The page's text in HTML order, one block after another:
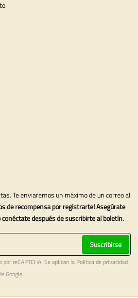
Te enviaremos un máximo de un correo al
de recompensa por registrarte! Asegúrate
después de suscribirte al boletín.
Suscribirse
reCAPTCHA. Se aplican la Política de privacidad
Google.